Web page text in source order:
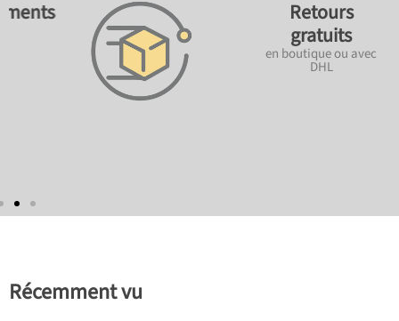
Retours
gratuits
en boutique ou avec
DHL
Récemment vu